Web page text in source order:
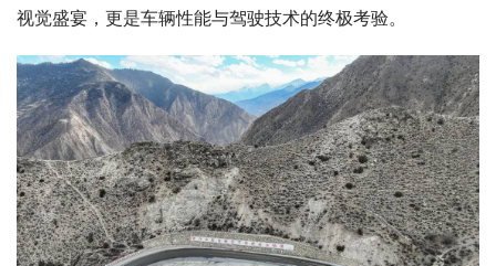
视觉盛宴，更是车辆性能与驾驶技术的终极考验。